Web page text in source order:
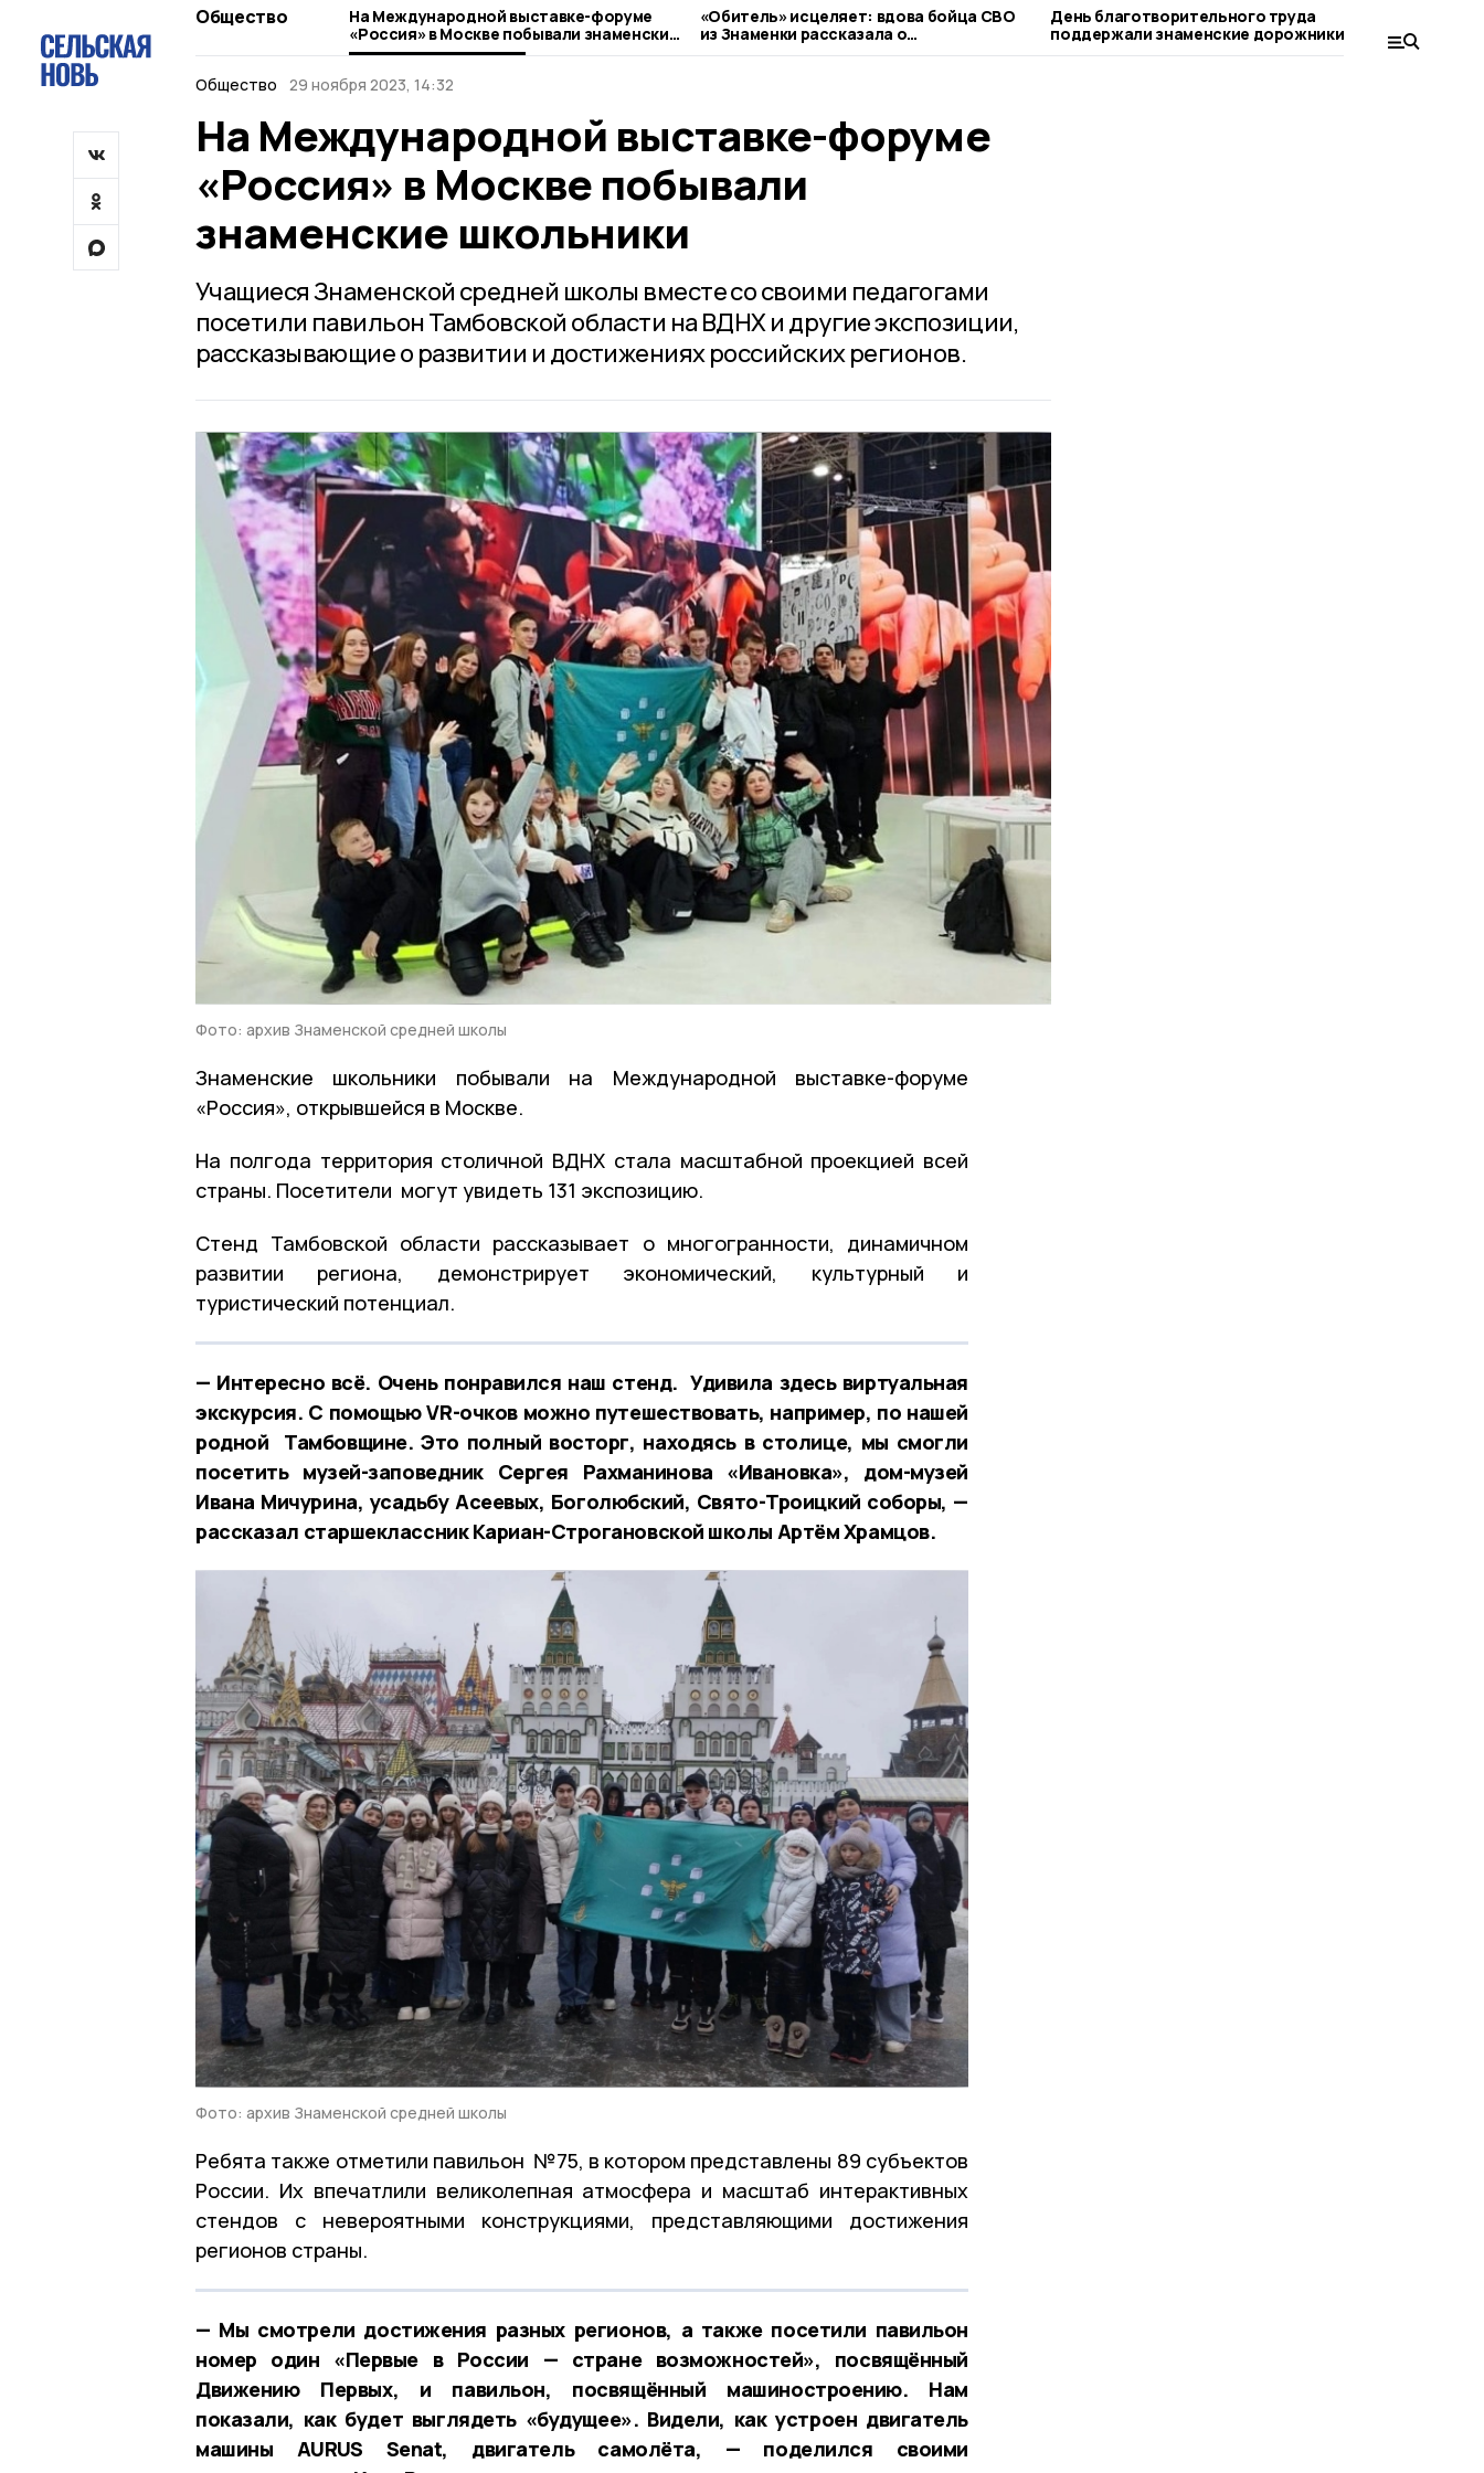
Общество
На Международной выставке-форуме
«Россия» в Москве побывали знаменские
школьники
«Обитель» исцеляет: вдова бойца СВО
из Знаменки рассказала о
паломническом центре
День благотворительного труда
поддержали знаменские дорожники
лагерь
родители
Общество
29 ноября 2023, 14:32
На Международной выставке-форуме
«Россия» в Москве побывали
знаменские школьники
Учащиеся Знаменской средней школы вместе со своими педагогами
посетили павильон Тамбовской области на ВДНХ и другие экспозиции,
рассказывающие о развитии и достижениях российских регионов.
Фото: архив Знаменской средней школы
Знаменские школьники побывали на Международной выставке-форуме
«Россия», открывшейся в Москве.
На полгода территория столичной ВДНХ стала масштабной проекцией всей
страны. Посетители могут увидеть 131 экспозицию.
Стенд Тамбовской области рассказывает о многогранности, динамичном
развитии региона, демонстрирует экономический, культурный и
туристический потенциал.
— Интересно всё. Очень понравился наш стенд. Удивила здесь виртуальная
экскурсия. С помощью VR-очков можно путешествовать, например, по нашей
родной Тамбовщине. Это полный восторг, находясь в столице, мы смогли
посетить музей-заповедник Сергея Рахманинова «Ивановка», дом-музей
Ивана Мичурина, усадьбу Асеевых, Боголюбский, Свято-Троицкий соборы, —
рассказал старшеклассник Кариан-Строгановской школы Артём Храмцов.
Фото: архив Знаменской средней школы
Ребята также отметили павильон №75, в котором представлены 89 субъектов
России. Их впечатлили великолепная атмосфера и масштаб интерактивных
стендов с невероятными конструкциями, представляющими достижения
регионов страны.
— Мы смотрели достижения разных регионов, а также посетили павильон
номер один «Первые в России — стране возможностей», посвящённый
Движению Первых, и павильон, посвящённый машиностроению. Нам
показали, как будет выглядеть «будущее». Видели, как устроен двигатель
машины AURUS Senat, двигатель самолёта, — поделился своими